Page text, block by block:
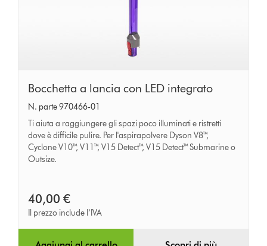
Bocchetta
a
lancia
con
LED
Bocchetta a lancia con LED integrato
N. parte 970466-01
Ti aiuta a raggiungere gli spazi poco illuminati e ristretti
dove è difficile pulire. Per l'aspirapolvere Dyson V8™,
Cyclone V10™, V11™, V15 Detect™, V15 Detect™ Submarine o
Outsize.
40,00 €
Il prezzo include l’IVA